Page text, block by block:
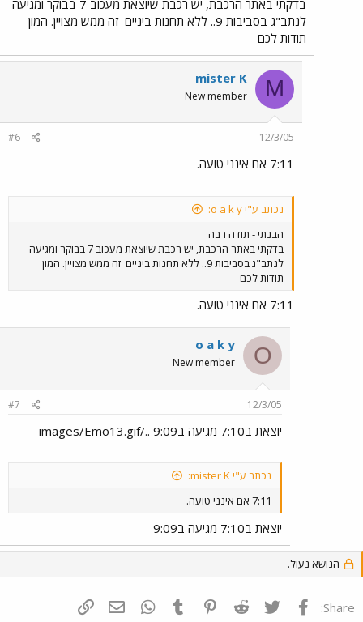
בדקתי באתר הרכבת, יש רכבת שיוצאת מעכוב 7 בבוקר ומגיעה
לנתב"ג בסביבות 9.. ללא תחנות ביניים
זה ממש מצויין. המון
תודות לכם
M
mister K
New member
12/3/05
#6
7:11 אם אינני טועה.
נכתב ע"י o a k y:
הבנתי - תודה רבה
בדקתי באתר הרכבת, יש רכבת שיוצאת מעכוב 7 בבוקר ומגיעה
לנתב"ג בסביבות 9.. ללא תחנות ביניים
זה ממש מצויין. המון
תודות לכם
7:11 אם אינני טועה.
O
o a k y
New member
12/3/05
#7
יוצאת ב7:10 מגיעה ב9:09 ../images/Emo13.gif
נכתב ע"י mister K:
7:11 אם אינני טועה.
יוצאת ב7:10 מגיעה ב9:09
הנושא נעול.
Share: פייסבוק Twitter
Reddit
Pinterest
Tumblr
WhatsAppדואר אלקטרוני